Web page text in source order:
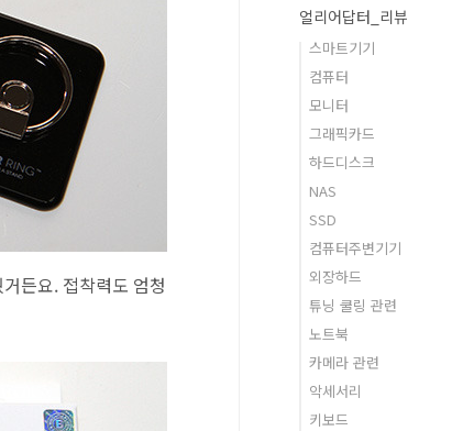
든요. 접착력도 엄청
얼리어답터_리뷰
스마트기기
컴퓨터
모니터
그래픽카드
하드디스크
NAS
SSD
컴퓨터주변기기
외장하드
튜닝 쿨링 관련
노트북
카메라 관련
악세서리
키보드